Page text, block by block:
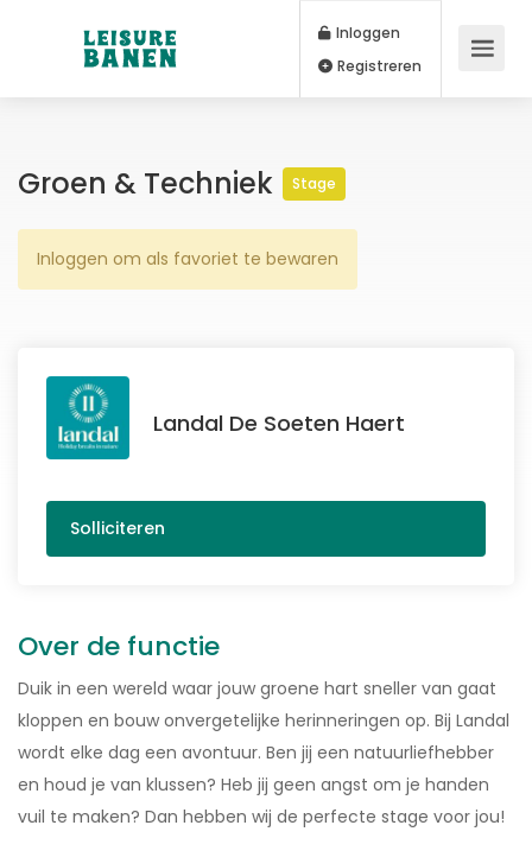
Inloggen
Registreren
Groen & Techniek Stage
Inloggen om als favoriet te bewaren
Landal De Soeten Haert
Solliciteren
Over de functie
Duik in een wereld waar jouw groene hart sneller van gaat
kloppen en bouw onvergetelijke herinneringen op. Bij Landal
wordt elke dag een avontuur. Ben jij een natuurliefhebber
en houd je van klussen? Heb jij geen angst om je handen
vuil te maken? Dan hebben wij de perfecte stage voor jou!